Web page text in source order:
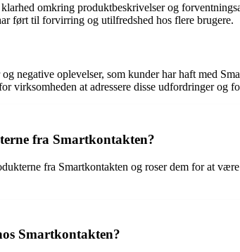
omkring produktbeskrivelser og
ført til forvirring og utilfredshed hos flere brugere.
negative oplevelser, som kunder har haft med
virksomheden at adressere disse udfordringer og
fra Smartkontakten?
fra Smartkontakten og roser dem for at
Smartkontakten?